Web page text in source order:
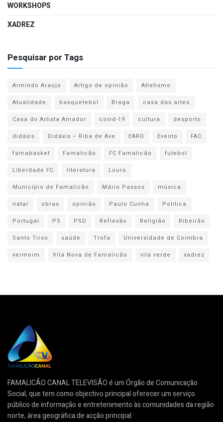
WORKSHOPS
XADREZ
Pesquisar por Tags
Armindo Araújo Artigo de opinião
Atletismo
Atualidade
basquetebol Braga
casa das artes
Casa do Artista Amador
covid-19 cultura
desporto
didáxis
Didáxis – Riba de Ave EARO Evento
FAC
famabasket
Famalicão FC Famalicão
futebol
Liberdade FC
literatura
Louro
Município de Famalicão
Mário Passos
música
natal
obras opinião Paulo Cunha
Politica
Portugal
PS PSD Reflexão Religião
Ribeirão
Santo Tirso
saúde Trofa
Universidade de Coimbra
vermoim
Vila Nova de Famalicão vila verde xadrez
FAMALICÃO CANAL TELEVISÃO é um Órgão de Comunicação
Social, que tem como objectivo principal oferecer um serviço
público de informação e entretenimento às comunidades da região
norte, área geográfica de acção principal.